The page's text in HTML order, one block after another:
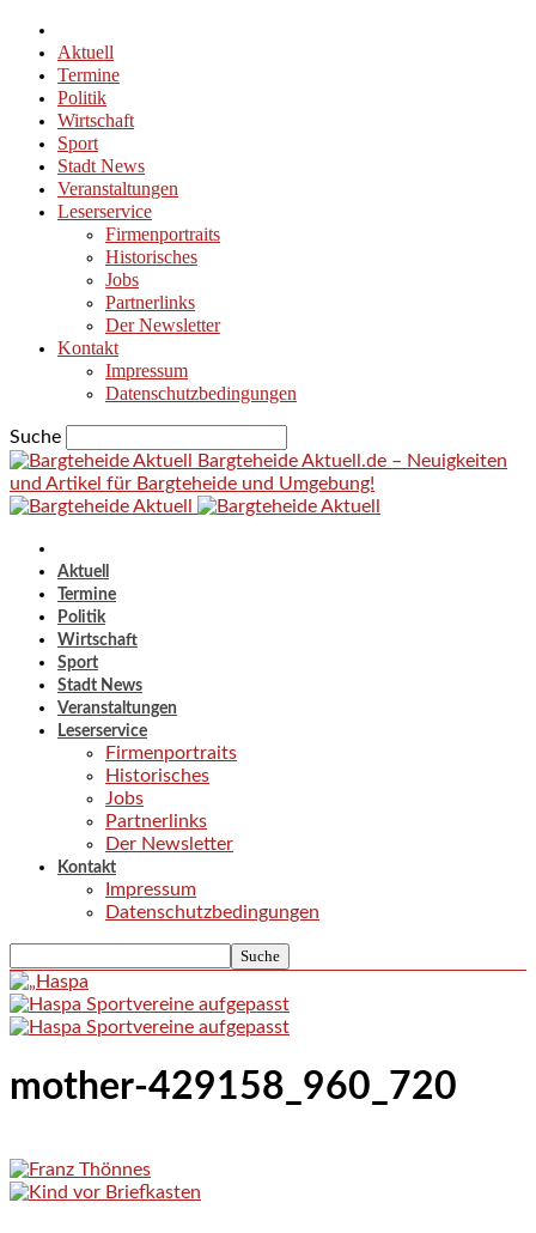
Aktuell
Termine
Politik
Wirtschaft
Sport
Stadt News
Veranstaltungen
Leserservice
Firmenportraits
Historisches
Jobs
Partnerlinks
Der Newsletter
Kontakt
Impressum
Datenschutzbedingungen
Suche
Bargteheide Aktuell.de – Neuigkeiten
und Artikel für Bargteheide und Umgebung!
Aktuell
Termine
Politik
Wirtschaft
Sport
Stadt News
Veranstaltungen
Leserservice
Firmenportraits
Historisches
Jobs
Partnerlinks
Der Newsletter
Kontakt
Impressum
Datenschutzbedingungen
mother-429158_960_720